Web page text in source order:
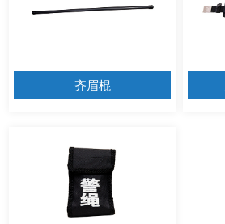
齐眉棍